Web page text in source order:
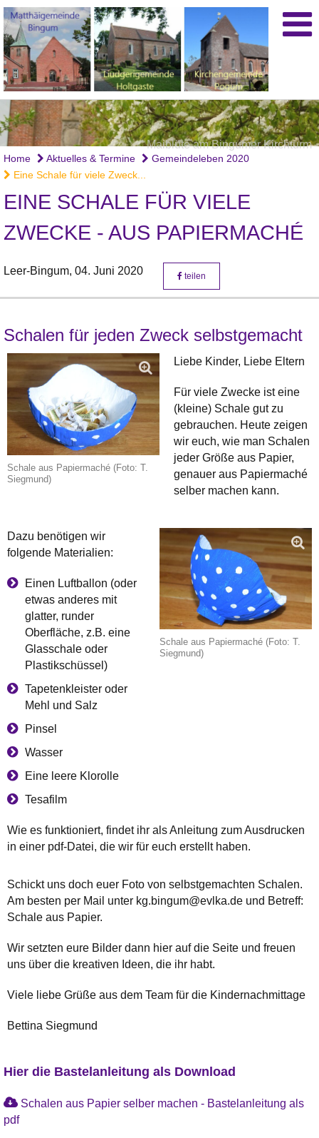
Maiblüte am Bingumer Kirchturm
Löwenzahn
Home Aktuelles & Termine
Gemeindeleben 2020
Eine Schale für viele Zweck...
EINE SCHALE FÜR VIELE
ZWECKE - AUS PAPIERMACHÉ
Leer-Bingum, 04. Juni 2020 teilen
Schalen für jeden Zweck selbstgemacht
Schale aus Papiermaché (Foto: T.
Siegmund)
Liebe Kinder, Liebe Eltern
Für viele Zwecke ist eine
(kleine) Schale gut zu
gebrauchen. Heute zeigen
wir euch, wie man Schalen
jeder Größe aus Papier,
genauer aus Papiermaché
selber machen kann.
Schale aus Papiermaché (Foto: T.
Siegmund)
Dazu benötigen wir
folgende Materialien:
Einen Luftballon (oder
etwas anderes mit
glatter, runder
Oberfläche, z.B. eine
Glasschale oder
Plastikschüssel)
Tapetenkleister oder
Mehl und Salz
Pinsel
Wasser
Eine leere Klorolle
Tesafilm
Wie es funktioniert, findet ihr als Anleitung zum Ausdrucken
in einer pdf-Datei, die wir für euch erstellt haben.
Schickt uns doch euer Foto von selbstgemachten Schalen.
Am besten per Mail unter kg.bingum@evlka.de und Betreff:
Schale aus Papier.
Wir setzten eure Bilder dann hier auf die Seite und freuen
uns über die kreativen Ideen, die ihr habt.
Viele liebe Grüße aus dem Team für die Kindernachmittage
Bettina Siegmund
Hier die Bastelanleitung als Download
Schalen aus Papier selber machen - Bastelanleitung als
pdf